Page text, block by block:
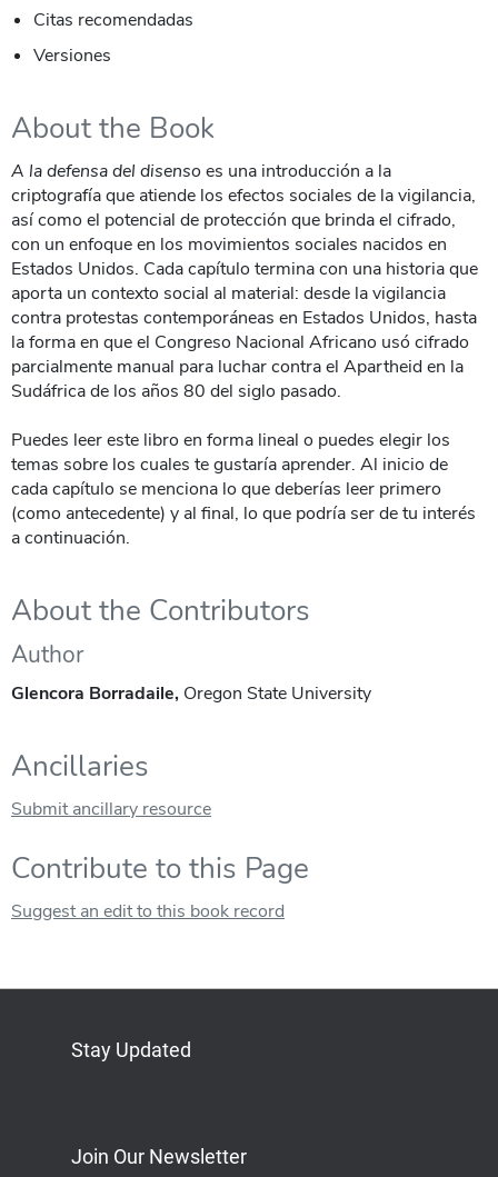
Citas recomendadas
Versiones
About the Book
A la defensa del disensoes una introducción a la
criptografía que atiende los efectos sociales de la vigilancia,
así como el potencial de protección que brinda el cifrado,
con un enfoque en los movimientos sociales nacidos en
Estados Unidos. Cada capítulo termina con una historia que
aporta un contexto social al material: desde la vigilancia
contra protestas contemporáneas en Estados Unidos, hasta
la forma en que el Congreso Nacional Africano usó cifrado
parcialmente manual para luchar contra el Apartheid en la
Sudáfrica de los años 80 del siglo pasado.
Puedes leer este libro en forma lineal o puedes elegir los
temas sobre los cuales te gustaría aprender. Al inicio de
cada capítulo se menciona lo que deberías leer primero
(como antecedente) y al final, lo que podría ser de tu interés
a continuación.
About the Contributors
Author
Glencora Borradaile, Oregon State University
Ancillaries
Submit ancillary resource
Contribute to this Page
Suggest an edit to this book record
Stay Updated
Join Our Newsletter